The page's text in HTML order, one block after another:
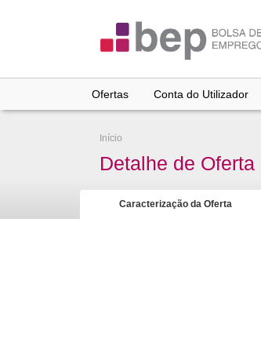
Ofertas Conta do Utilizador
Início
Detalhe de
Caracterização da Oferta